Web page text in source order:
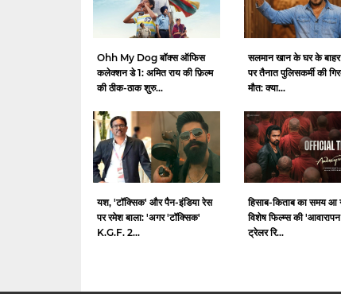
Ohh My Dog बॉक्स ऑफिस
कलेक्शन डे 1: अमित राय की फ़िल्म
की ठीक-ठाक शुरु...
सलमान खान के घर के
पर तैनात पुलिसकर्मी की
मौत: क्या...
यश, 'टॉक्सिक' और पैन-इंडिया रेस
पर रमेश बाला: 'अगर 'टॉक्सिक'
K.G.F. 2...
हिसाब-किताब का समय आ
विशेष फिल्म्स की
ट्रेलर रि...